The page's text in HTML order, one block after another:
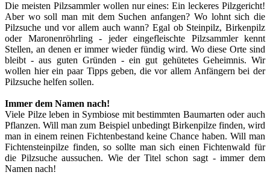
Die meisten Pilzsammler wollen nur eines: Ein leckeres Pilzgericht!
Aber wo soll man mit dem Suchen anfangen? Wo lohnt sich die
Pilzsuche und vor allem auch wann? Egal ob Steinpilz, Birkenpilz
oder Maronenröhrling - jeder eingefleischte Pilzsammler kennt
Stellen, an denen er immer wieder fündig wird. Wo diese Orte sind
bleibt - aus guten Gründen - ein gut gehütetes Geheimnis. Wir
wollen hier ein paar Tipps geben, die vor allem Anfängern bei der
Pilzsuche helfen sollen.
Immer dem Namen nach!
Viele Pilze leben in Symbiose mit bestimmten Baumarten oder auch
Pflanzen. Will man zum Beispiel unbedingt Birkenpilze finden, wird
man in einem reinen Fichtenbestand keine Chance haben. Will man
Fichtensteinpilze finden, so sollte man sich einen Fichtenwald für
die Pilzsuche aussuchen. Wie der Titel schon sagt - immer dem
Namen nach!